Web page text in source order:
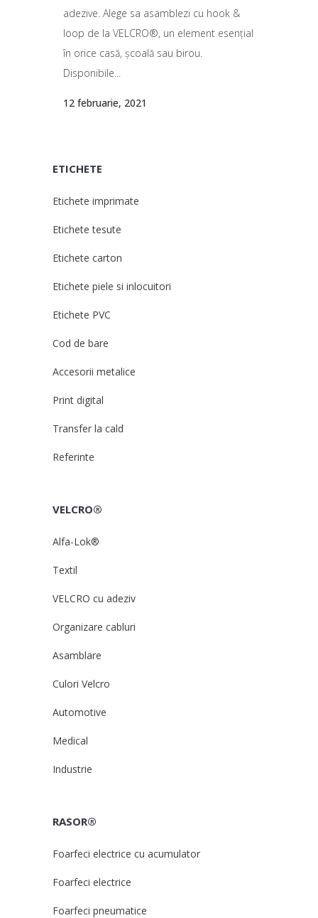
adezive. Alege sa asamblezi cu hook &
loop de la VELCRO®, un element esențial
în orice casă, școală sau birou.
Disponibile...
12 februarie, 2021
ETICHETE
Etichete imprimate
Etichete tesute
Etichete carton
Etichete piele si inlocuitori
Etichete PVC
Cod de bare
Accesorii metalice
Print digital
Transfer la cald
Referinte
VELCRO®
Alfa-Lok®
Textil
VELCRO cu adeziv
Organizare cabluri
Asamblare
Culori Velcro
Automotive
Medical
Industrie
RASOR®
Foarfeci electrice cu acumulator
Foarfeci electrice
Foarfeci pneumatice